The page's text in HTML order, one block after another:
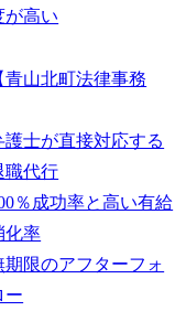
が高い
山北町法律事務
護士が直接対応する
職代行
％成功率と高い有給
化率
期限のアフターフォ
ー